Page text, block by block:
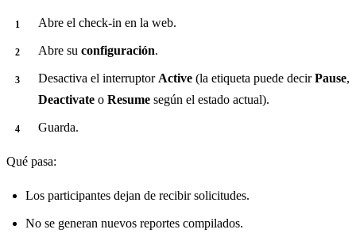
Abre el check-in en la web.
Abre su configuración.
Desactiva el interruptor Active (la etiqueta puede decirPause,
Deactivate o Resume según el estado actual).
Guarda.
Qué pasa:
Los participantes dejan de recibir solicitudes.
No se generan nuevos reportes compilados.